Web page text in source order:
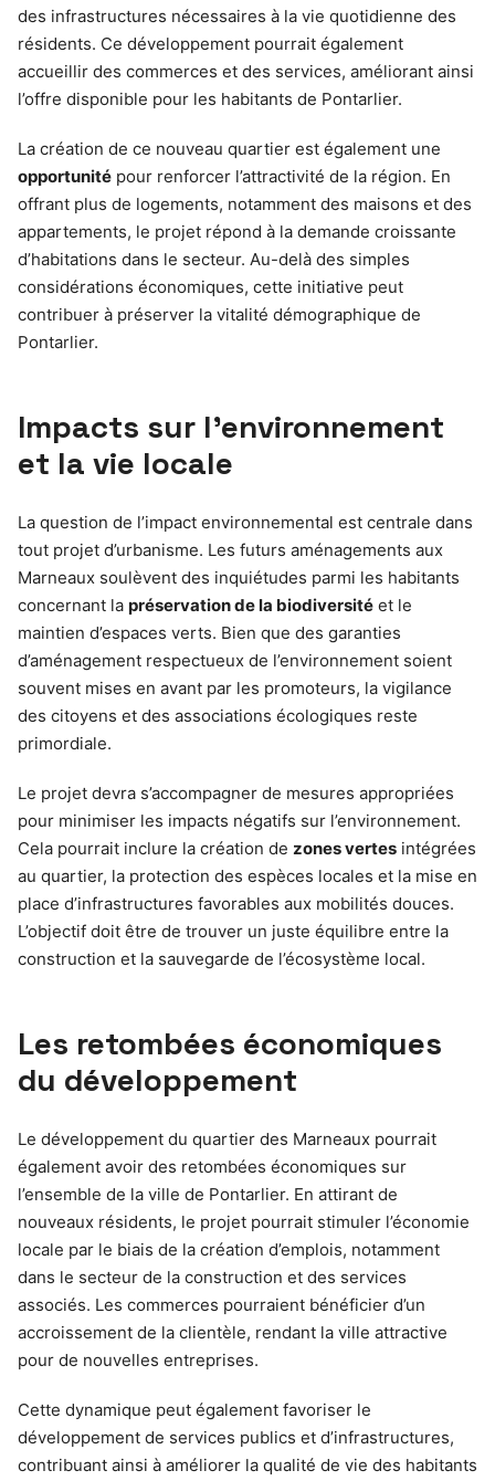
des infrastructures nécessaires à la vie quotidienne des
résidents. Ce développement pourrait également
accueillir des commerces et des services, améliorant ainsi
l’offre disponible pour les habitants de Pontarlier.
La création de ce nouveau quartier est également une
opportunité pour renforcer l’attractivité de la région. En
offrant plus de logements, notamment des maisons et des
appartements, le projet répond à la demande croissante
d’habitations dans le secteur. Au-delà des simples
considérations économiques, cette initiative peut
contribuer à préserver la vitalité démographique de
Pontarlier.
Impacts sur l’environnement
et la vie locale
La question de l’impact environnemental est centrale dans
tout projet d’urbanisme. Les futurs aménagements aux
Marneaux soulèvent des inquiétudes parmi les habitants
concernant la préservation de la biodiversité et le
maintien d’espaces verts. Bien que des garanties
d’aménagement respectueux de l’environnement soient
souvent mises en avant par les promoteurs, la vigilance
des citoyens et des associations écologiques reste
primordiale.
Le projet devra s’accompagner de mesures appropriées
pour minimiser les impacts négatifs sur l’environnement.
Cela pourrait inclure la création de zones vertes intégrées
au quartier, la protection des espèces locales et la mise en
place d’infrastructures favorables aux mobilités douces.
L’objectif doit être de trouver un juste équilibre entre la
construction et la sauvegarde de l’écosystème local.
Les retombées économiques
du développement
Le développement du quartier des Marneaux pourrait
également avoir des retombées économiques sur
l’ensemble de la ville de Pontarlier. En attirant de
nouveaux résidents, le projet pourrait stimuler l’économie
locale par le biais de la création d’emplois, notamment
dans le secteur de la construction et des services
associés. Les commerces pourraient bénéficier d’un
accroissement de la clientèle, rendant la ville attractive
pour de nouvelles entreprises.
Cette dynamique peut également favoriser le
développement de services publics et d’infrastructures,
contribuant ainsi à améliorer la qualité de vie des habitants